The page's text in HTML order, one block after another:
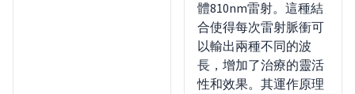
體810nm雷射。這種結
合使得每次雷射脈衝可
以輸出兩種不同的波
長，增加了治療的靈活
性和效果。其運作原理